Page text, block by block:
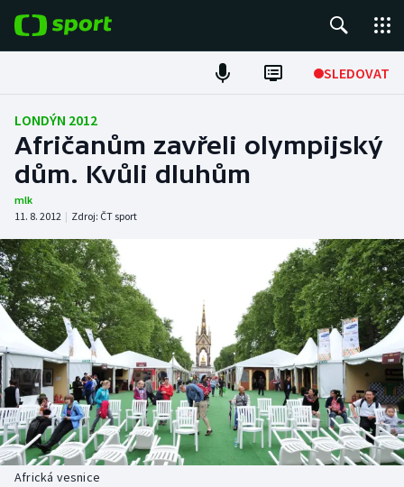
SLEDOVAT
Fotbal
Hokej
Atletika
Cyklistika
DALŠÍ SPORTY
Americký fotbal
Baseball a softbal
Basketbal
NEPŘEHLÉDNĚTE
Soutěže
Historické návraty
LONDÝN 2012
Afričanům zavřeli olympijský
dům. Kvůli dluhům
mlk
11. 8. 2012 | Zdroj: ČT sport
Africká vesnice